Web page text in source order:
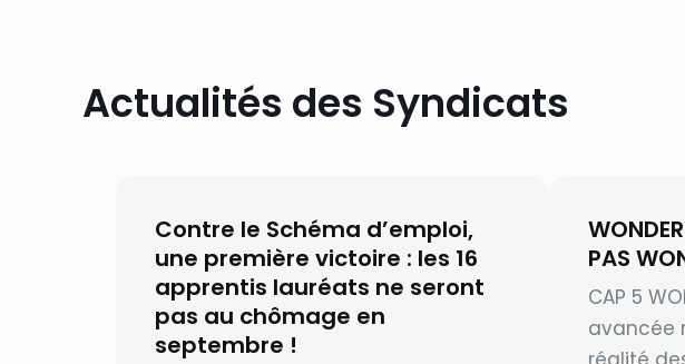
Actualités des Syndicats
Contre le Schéma d’emploi,
une première victoire : les 16
apprentis lauréats ne seront
pas au chômage en
septembre !
PAS
CAP 5
avancée